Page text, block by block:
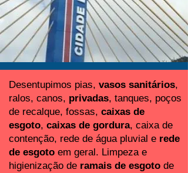
Desentupimos pias, vasos sanitários,
ralos, canos, privadas, tanques, poços
de recalque, fossas, caixas de
esgoto, caixas de gordura, caixa de
contenção, rede de água pluvial e rede
de esgoto em geral. Limpeza e
higienização de ramais de esgoto de